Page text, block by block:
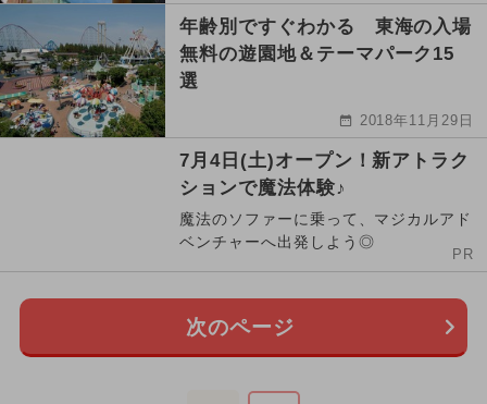
年齢別ですぐわかる 東海の入場
無料の遊園地＆テーマパーク15
選
2018年11月29日
7月4日(土)オープン！新アトラク
ションで魔法体験♪
魔法のソファーに乗って、マジカルアド
ベンチャーへ出発しよう◎
PR
次のページ